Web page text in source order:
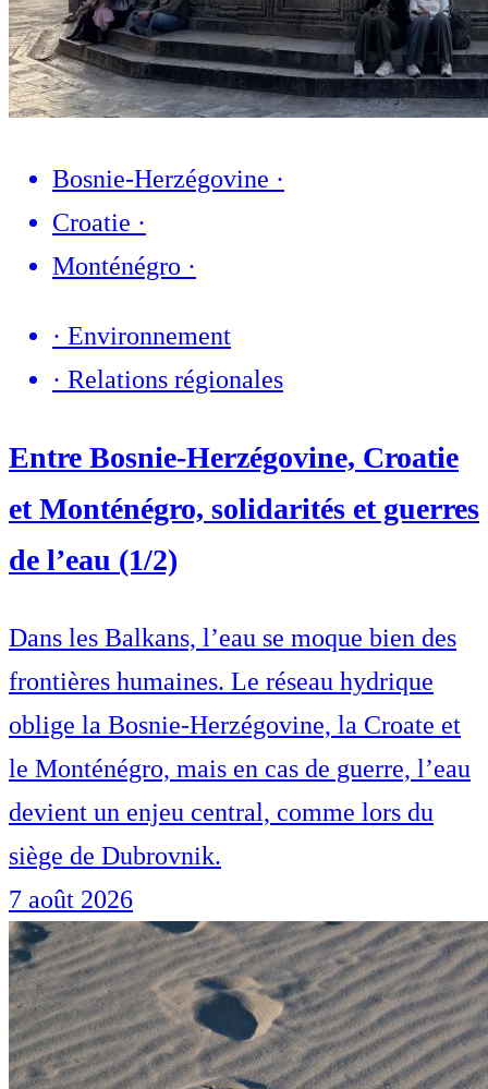
Bosnie-Herzégovine ·
Croatie ·
Monténégro ·
· Environnement
· Relations régionales
Entre Bosnie-Herzégovine, Croatie
et Monténégro, solidarités et guerres
de l’eau (1/2)
Dans les Balkans, l’eau se moque bien des
frontières humaines. Le réseau hydrique
oblige la Bosnie-Herzégovine, la Croate et
le Monténégro, mais en cas de guerre, l’eau
devient un enjeu central, comme lors du
siège de Dubrovnik.
7 août 2026